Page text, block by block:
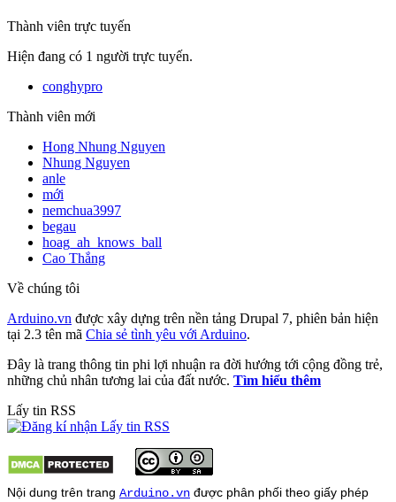
Thành viên trực tuyến
Hiện đang có 1 người trực tuyến.
conghypro
Thành viên mới
Hong Nhung Nguyen
Nhung Nguyen
anle
mới
nemchua3997
begau
hoag_ah_knows_ball
Cao Thắng
Về chúng tôi
Arduino.vn được xây dựng trên nền tảng Drupal 7, phiên bản hiện
tại 2.3 tên mã Chia sẻ tình yêu với Arduino.
Đây là trang thông tin phi lợi nhuận ra đời hướng tới cộng đồng trẻ,
những chủ nhân tương lai của đất nước. Tìm hiểu thêm
Lấy tin RSS
Nội dung trên trang Arduino.vn được phân phối theo giấy phép